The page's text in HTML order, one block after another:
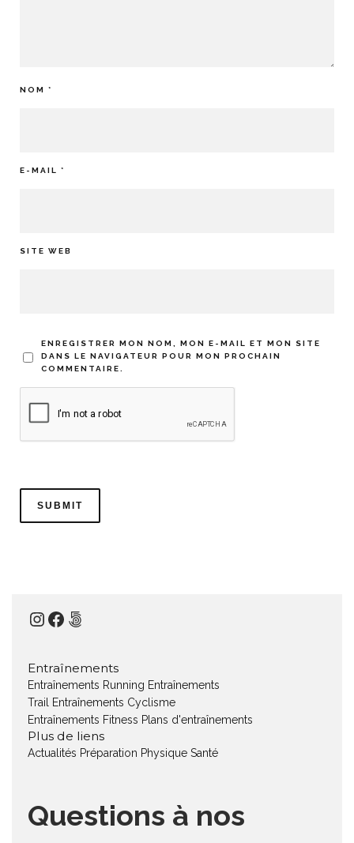
NOM *
E-MAIL *
SITE WEB
ENREGISTRER MON NOM, MON E-MAIL ET MON SITE
DANS LE NAVIGATEUR POUR MON PROCHAIN
COMMENTAIRE.
Instagram
Facebook
500px
Entraînements
Entraînements Running Entraînements
Trail
Entraînements Cyclisme
Entraînements Fitness Plans d'entraînements
Plus de liens
Actualités Préparation Physique Santé
Questions à nos